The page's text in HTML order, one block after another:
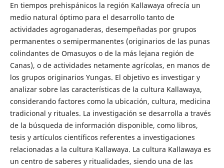
En tiempos prehispánicos la región Kallawaya ofrecía un
medio natural óptimo para el desarrollo tanto de
actividades agroganaderas, desempeñadas por grupos
permanentes o semipermanentes (originarios de las punas
colindantes de Omasuyos o de la más lejana región de
Canas), o de actividades netamente agrícolas, en manos de
los grupos originarios Yungas. El objetivo es investigar y
analizar sobre las características de la cultura Kallawaya,
considerando factores como la ubicación, cultura, medicina
tradicional y rituales. La investigación se desarrolla a través
de la búsqueda de información disponible, como libros,
tesis y artículos científicos referentes a investigaciones
relacionadas a la cultura Kallawaya. La cultura Kallawaya es
un centro de saberes y ritualidades, siendo una de las